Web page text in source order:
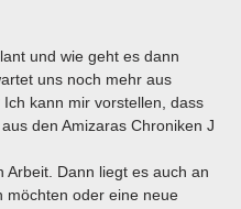
und wie geht es dann
uns noch mehr aus
kann mir vorstellen, dass
den Amizaras Chroniken J
Arbeit. Dann liegt es auch an
möchten oder eine neue